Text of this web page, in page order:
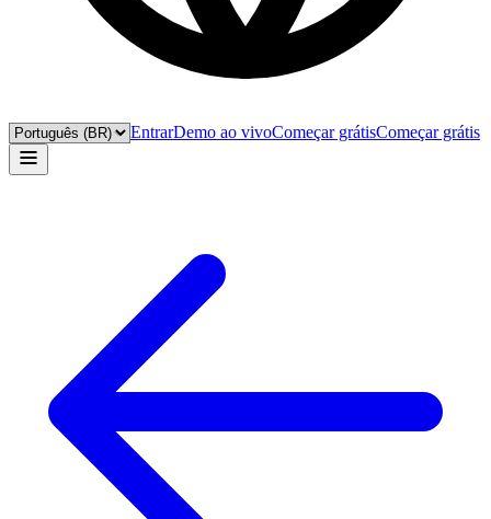
EntrarDemo ao vivoComeçar grátisComeçar grátis